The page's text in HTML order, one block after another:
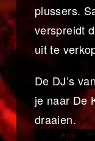
plussers.
verspreidt
uit te
De DJ’s
je naar De
draaien.